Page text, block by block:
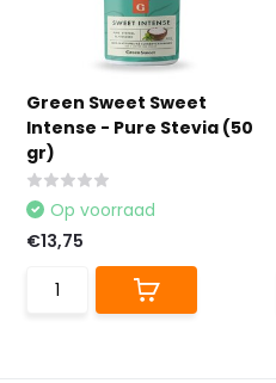
Green Sweet Sweet
Intense - Pure Stevia (50
gr)
Op voorraad
€13,75